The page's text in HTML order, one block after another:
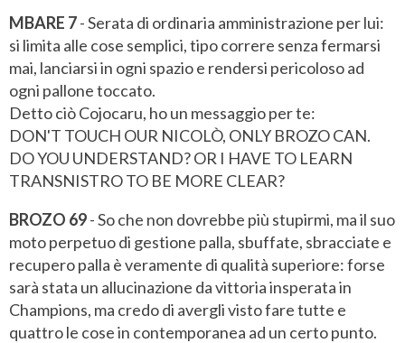
MBARE 7- Serata di ordinaria amministrazione per lui:
si limita alle cose semplici, tipo correre senza fermarsi
mai, lanciarsi in ogni spazio e rendersi pericoloso ad
ogni pallone toccato.
Detto ciò Cojocaru, ho un messaggio per te:
DON'T TOUCH OUR NICOLÒ, ONLY BROZO CAN.
DO YOU UNDERSTAND? OR I HAVE TO LEARN
TRANSNISTRO TO BE MORE CLEAR?
BROZO 69- So che non dovrebbe più stupirmi, ma il suo
moto perpetuo di gestione palla, sbuffate, sbracciate e
recupero palla è veramente di qualità superiore: forse
sarà stata un allucinazione da vittoria insperata in
Champions, ma credo di avergli visto fare tutte e
quattro le cose in contemporanea ad un certo punto.